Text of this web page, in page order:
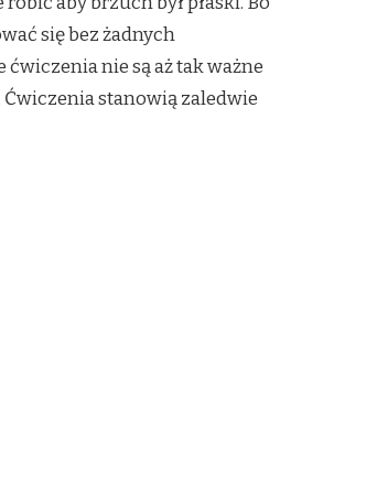
się bez żadnych
nie są aż tak ważne
stanowią zaledwie